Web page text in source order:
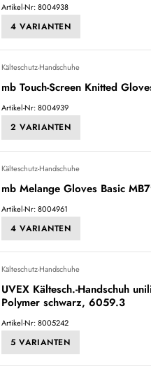
Artikel-Nr: 8004938
4 VARIANTEN
Kälteschutz-Handschuhe
mb Touch-Screen Knitted
Artikel-Nr: 8004939
2 VARIANTEN
Kälteschutz-Handschuhe
mb Melange Gloves Basic
Artikel-Nr: 8004961
4 VARIANTEN
Kälteschutz-Handschuhe
UVEX Kältesch.-Handschuh
Polymer schwarz, 6059.3
Artikel-Nr: 8005242
5 VARIANTEN